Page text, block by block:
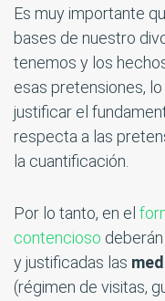
Es muy importante
bases de nuestro
tenemos y los
esas pretensiones,
justificar el
respecta a las
la cuantificación.
Por lo tanto, en el
contencioso
y justificadas las
(régimen de visitas,